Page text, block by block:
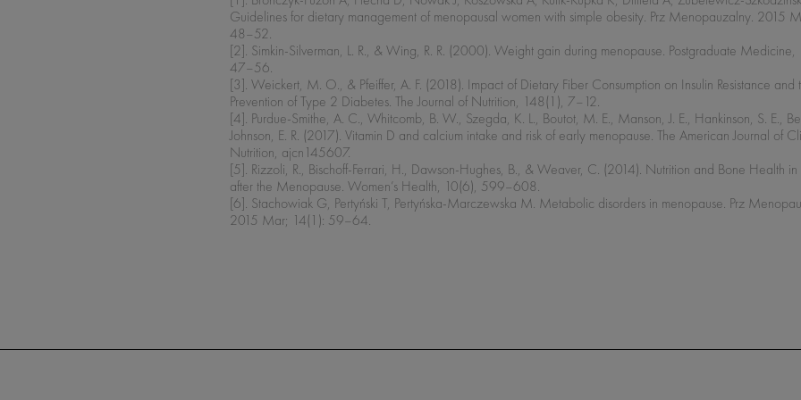
Guidelines for dietary management of menopausal women with simple obesity. Prz Menopauzalny. 2015
48–52.
[2]. Simkin-Silverman, L. R., & Wing, R. R. (2000). Weight gain during menopause. Postgraduate
47–56.
[3]. Weickert, M. O., & Pfeiffer, A. F. (2018). Impact of Dietary Fiber Consumption on Insulin Resistance and
Prevention of Type 2 Diabetes. The Journal of Nutrition, 148(1), 7–12.
[4]. Purdue-Smithe, A. C., Whitcomb, B. W., Szegda, K. L., Boutot, M. E., Manson, J. E., Hankinson, S. E.,
Johnson, E. R. (2017). Vitamin D and calcium intake and risk of early menopause. The American Journal of
Nutrition, ajcn145607.
[5]. Rizzoli, R., Bischoff-Ferrari, H., Dawson-Hughes, B., & Weaver, C. (2014). Nutrition and Bone Health
after the Menopause. Women’s Health, 10(6), 599–608.
[6]. Stachowiak G, Pertyński T, Pertyńska-Marczewska M. Metabolic disorders in menopause. Prz
2015 Mar; 14(1): 59–64.